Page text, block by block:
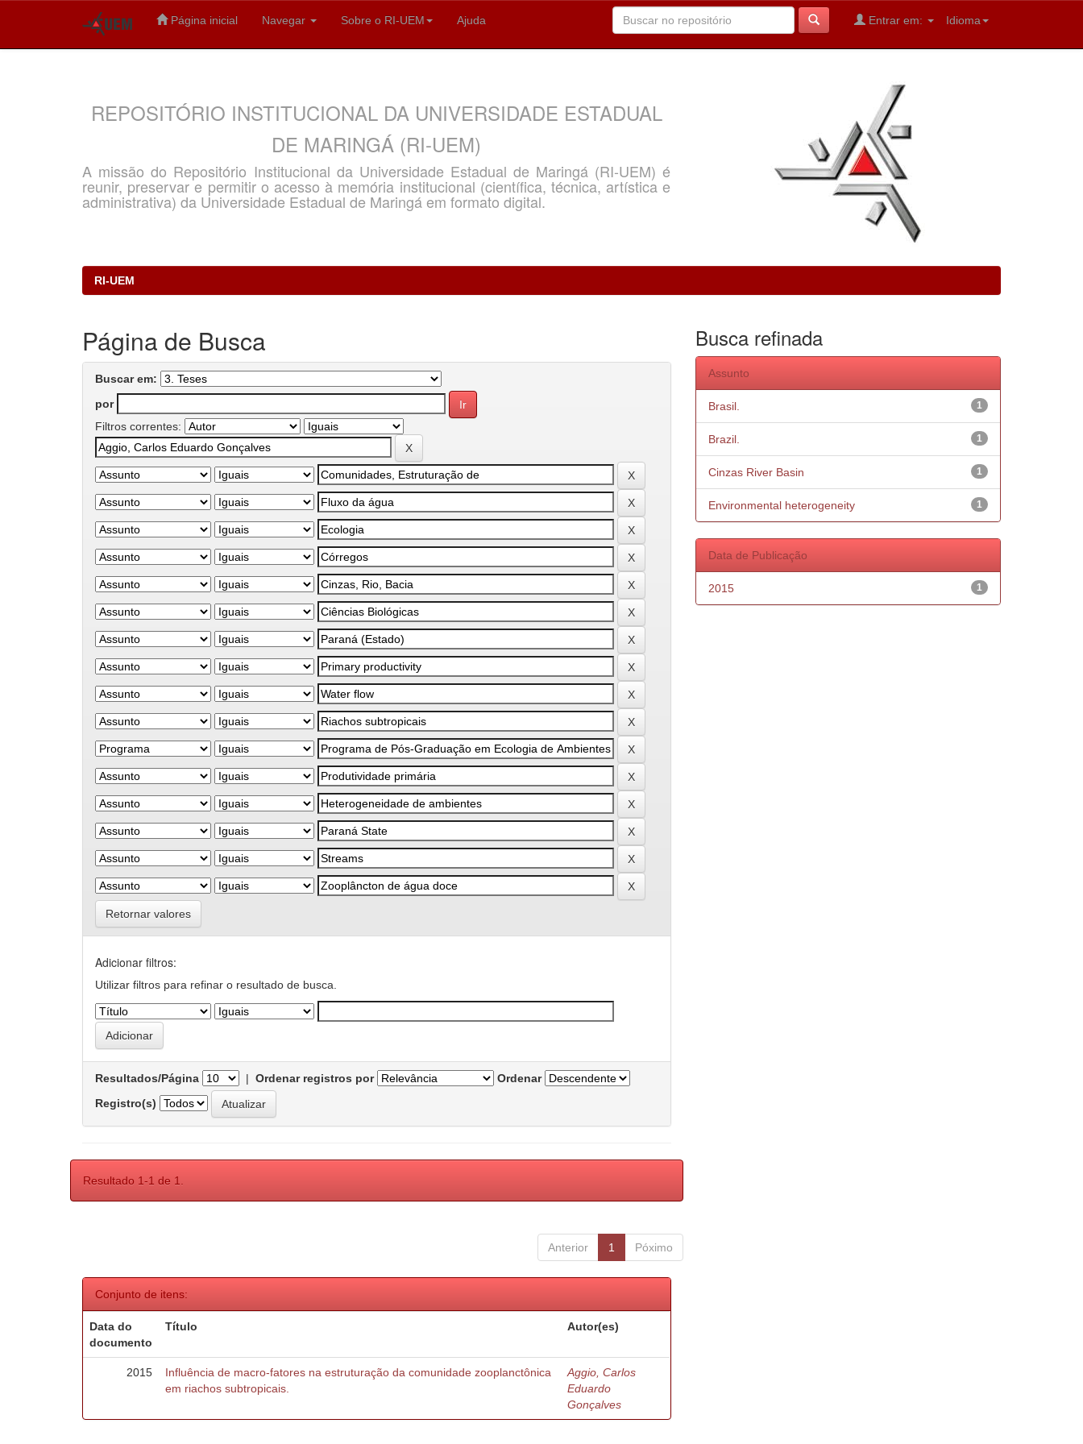
Página inicial Navegar Sobre o RI-UEM Ajuda Idioma
Entrar em:
REPOSITÓRIO INSTITUCIONAL DA UNIVERSIDADE ESTADUAL
DE MARINGÁ (RI-UEM)
A missão do Repositório Institucional da Universidade Estadual de Maringá (RI-UEM) é
reunir, preservar e permitir o acesso à memória institucional (científica, técnica, artística e
administrativa) da Universidade Estadual de Maringá em formato digital.
RI-UEM
Página de Busca
Buscar em:
por
Filtros correntes:
Retornar valores
Adicionar filtros:
Utilizar filtros para refinar o resultado de busca.
Resultados/Página | Ordenar registros por
Ordenar
Registro(s)
Resultado 1-1 de 1.
Anterior 1 Póximo
Conjunto de itens:
Data do
documento
Título Autor(es)
2015
Influência de macro-fatores na estruturação da comunidade zooplanctônica
em riachos subtropicais.
Aggio, Carlos
Eduardo
Gonçalves
Busca refinada
Assunto
1
Brasil.
1
Brazil.
1
Cinzas River Basin
1
Environmental heterogeneity
Data de Publicação
1
2015